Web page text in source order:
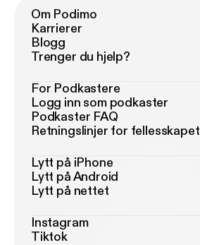
Om Podimo
Karrierer
Blogg
Trenger du hjelp?
For Podkastere
Logg inn som podkaster
Podkaster FAQ
Retningslinjer for fellesskapet
Lytt på iPhone
Lytt på Android
Lytt på nettet
Instagram
Tiktok